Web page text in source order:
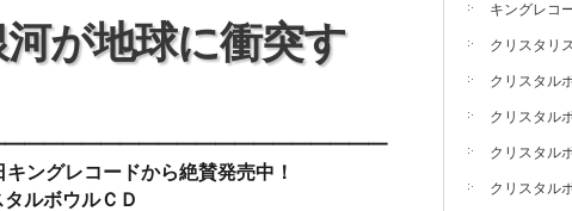
が地球に衝突す
ングレコードから絶賛発売中！
ルボウルＣＤ
キングレコ
クリスタリ
クリスタル
クリスタル
クリスタル
クリスタル